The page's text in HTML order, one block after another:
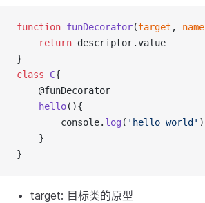
function funDecorator(target , name
return descriptor.value
}
class
C{
    @funDecorator
hello(){
        console.
log ( 'hello world' )
    }
}
target: 目标类的原型